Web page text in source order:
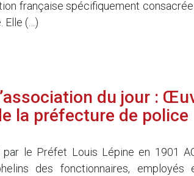
française spécifiquement
Elle (…)
du jour :
la préfecture de police
par le Préfet Louis Lépine en 1901
des fonctionnaires,